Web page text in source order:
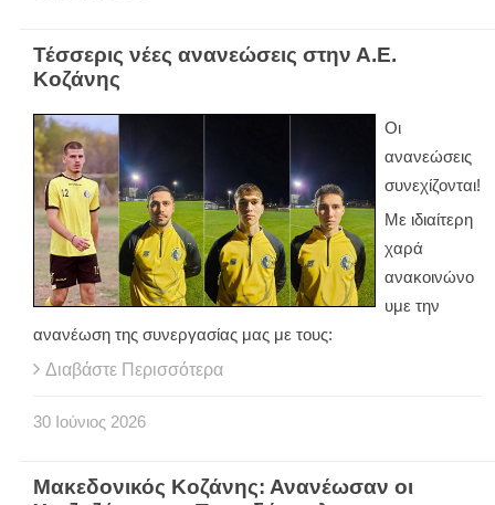
Τέσσερις νέες ανανεώσεις στην Α.Ε.
Κοζάνης
Οι
ανανεώσεις
συνεχίζονται!
Με ιδιαίτερη
χαρά
ανακοινώνο
υμε την
ανανέωση της συνεργασίας μας με τους:
Διαβάστε Περισσότερα
30 Ιούνιος 2026
Μακεδονικός Κοζάνης: Ανανέωσαν οι